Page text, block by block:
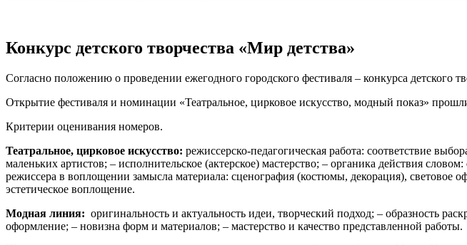
Конкурс детского творчества «Мир детства»
Согласно положению о проведении ежегодного городского фестиваля – конкурса
Открытие фестиваля и номинации «Театральное, цирковое искусство, модный показ»
Критерии оценивания номеров.
Театральное, цирковое искусство: режиссерско-педагогическая работа: соответствие
маленьких артистов; – исполнительское (актерское) мастерство; – органика действия
режиссера в воплощении замысла материала: сценография (костюмы, декорация),
эстетическое воплощение.
Модная линия: оригинальность и актуальность идеи, творческий подход; – образность
оформление; – новизна форм и материалов; – мастерство и качество представленной работы.